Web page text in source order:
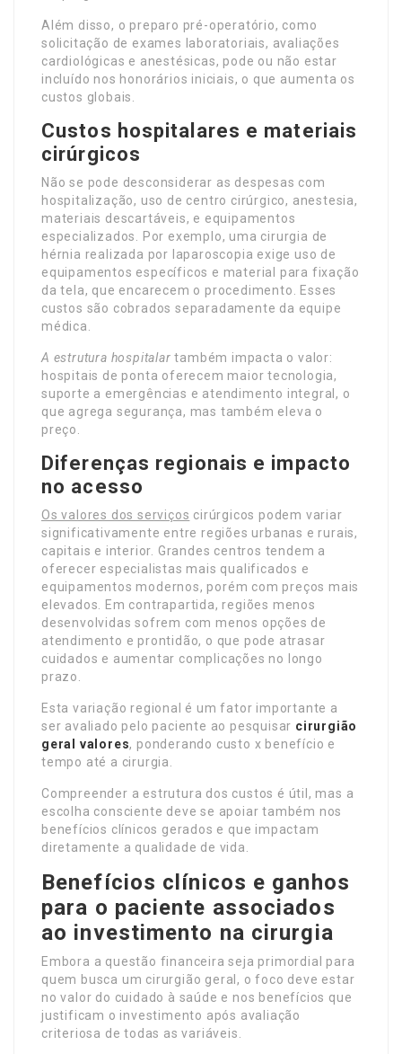
Além disso, o preparo pré-operatório, como
solicitação de exames laboratoriais, avaliações
cardiológicas e anestésicas, pode ou não estar
incluído nos honorários iniciais, o que aumenta os
custos globais.
Custos hospitalares e materiais
cirúrgicos
Não se pode desconsiderar as despesas com
hospitalização, uso de centro cirúrgico, anestesia,
materiais descartáveis, e equipamentos
especializados. Por exemplo, uma cirurgia de
hérnia realizada por laparoscopia exige uso de
equipamentos específicos e material para fixação
da tela, que encarecem o procedimento. Esses
custos são cobrados separadamente da equipe
médica.
A estrutura hospitalar também impacta o valor:
hospitais de ponta oferecem maior tecnologia,
suporte a emergências e atendimento integral, o
que agrega segurança, mas também eleva o
preço.
Diferenças regionais e impacto
no acesso
Os valores dos serviços cirúrgicos podem variar
significativamente entre regiões urbanas e rurais,
capitais e interior. Grandes centros tendem a
oferecer especialistas mais qualificados e
equipamentos modernos, porém com preços mais
elevados. Em contrapartida, regiões menos
desenvolvidas sofrem com menos opções de
atendimento e prontidão, o que pode atrasar
cuidados e aumentar complicações no longo
prazo.
Esta variação regional é um fator importante a
ser avaliado pelo paciente ao pesquisar cirurgião
geral valores, ponderando custo x benefício e
tempo até a cirurgia.
Compreender a estrutura dos custos é útil, mas a
escolha consciente deve se apoiar também nos
benefícios clínicos gerados e que impactam
diretamente a qualidade de vida.
Benefícios clínicos e ganhos
para o paciente associados
ao investimento na cirurgia
Embora a questão financeira seja primordial para
quem busca um cirurgião geral, o foco deve estar
no valor do cuidado à saúde e nos benefícios que
justificam o investimento após avaliação
criteriosa de todas as variáveis.